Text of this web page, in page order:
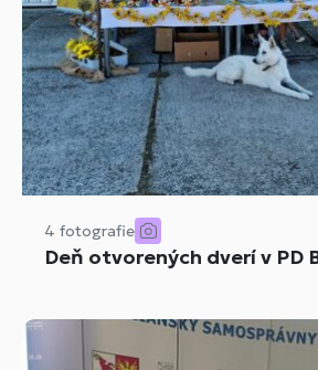
4 fotografie
Deň otvorených dverí v PD